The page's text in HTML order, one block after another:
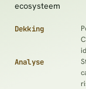
ecosysteem
Dekking
Analyse